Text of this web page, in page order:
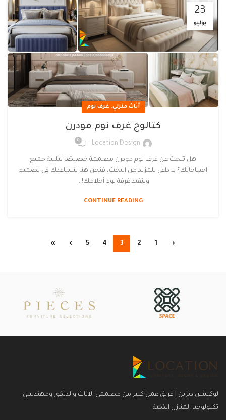
23
يوليو
أثاث منزلي, غرف نوم
كتالوج غرف نوم مودرن
Location Design
0
هل تبحث عن غرف نوم مودرن مصممة خصيصًا لتلبية جميع
احتياجاتك؟ لا داعي للمزيد من البحث، فنحن هنا لنساعدك في تصميم
وتنفيذ غرفة نوم أحلامك!...
CONTINUE READING
‹
1
2
3
4
5
›
»
لوكيشن ديزين | فريق عمل كبير من مصممى الاثاث والديكور ومهندسي
تكنولوجيا المنازل الذكية